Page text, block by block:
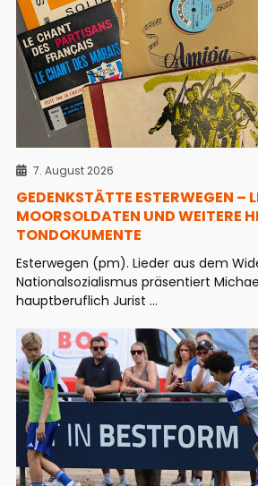
7. August 2026
GEDENKSTÄTTE ESTERWEGEN –
MOORSOLDATEN UND WEITERE
TONDOKUMENTE
Esterwegen (pm). Lieder aus dem
Nationalsozialismus präsentiert
hauptberuflich Jurist ...